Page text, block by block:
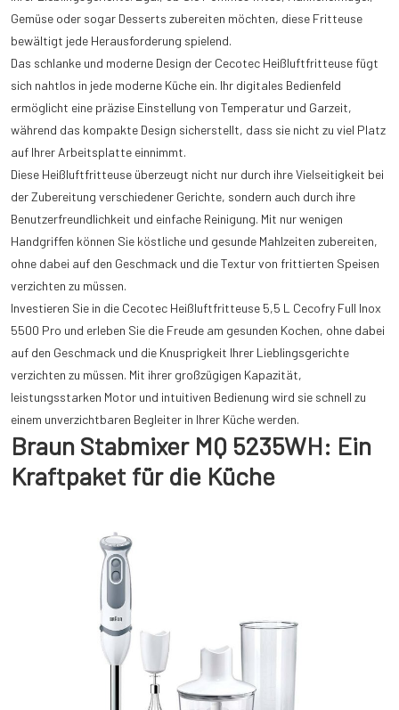
Gemüse oder sogar Desserts zubereiten möchten, diese Fritteuse
bewältigt jede Herausforderung spielend.
Das schlanke und moderne Design der Cecotec Heißluftfritteuse fügt
sich nahtlos in jede moderne Küche ein. Ihr digitales Bedienfeld
ermöglicht eine präzise Einstellung von Temperatur und Garzeit,
während das kompakte Design sicherstellt, dass sie nicht zu viel Platz
auf Ihrer Arbeitsplatte einnimmt.
Diese Heißluftfritteuse überzeugt nicht nur durch ihre Vielseitigkeit bei
der Zubereitung verschiedener Gerichte, sondern auch durch ihre
Benutzerfreundlichkeit und einfache Reinigung. Mit nur wenigen
Handgriffen können Sie köstliche und gesunde Mahlzeiten zubereiten,
ohne dabei auf den Geschmack und die Textur von frittierten Speisen
verzichten zu müssen.
Investieren Sie in die Cecotec Heißluftfritteuse 5,5 L Cecofry Full Inox
5500 Pro und erleben Sie die Freude am gesunden Kochen, ohne dabei
auf den Geschmack und die Knusprigkeit Ihrer Lieblingsgerichte
verzichten zu müssen. Mit ihrer großzügigen Kapazität,
leistungsstarken Motor und intuitiven Bedienung wird sie schnell zu
einem unverzichtbaren Begleiter in Ihrer Küche werden.
Braun Stabmixer MQ 5235WH: Ein
Kraftpaket für die Küche